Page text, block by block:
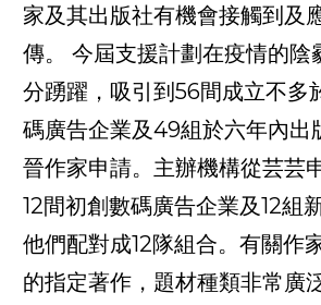
家及其出版社有機會接觸到及
傳。 今屆支援計劃在疫情的陰
分踴躍，吸引到56間成立不多
碼廣告企業及49組於六年內出
晉作家申請。主辦機構從芸芸
12間初創數碼廣告企業及12組
他們配對成12隊組合。有關作
的指定著作，題材種類非常廣